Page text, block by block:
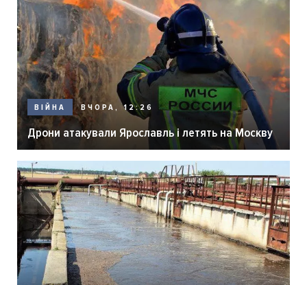
ВІЙНА ВЧОРА, 12:26
Дрони атакували Ярославль і летять на Москву